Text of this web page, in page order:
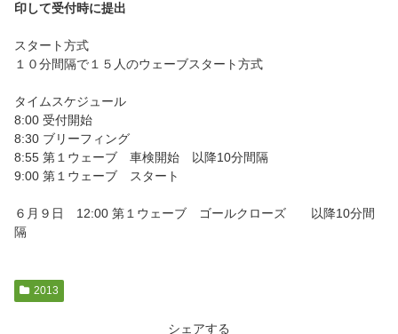
印して受付時に提出
スタート方式
１０分間隔で１５人のウェーブスタート方式
タイムスケジュール
8:00 受付開始
8:30 ブリーフィング
8:55 第１ウェーブ 車検開始 以降10分間隔
9:00 第１ウェーブ スタート
６月９日 12:00 第１ウェーブ ゴールクローズ 以降10分間
隔
2013
シェアする